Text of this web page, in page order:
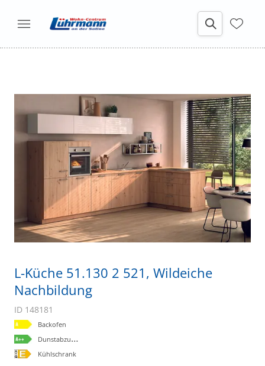
L-Küche 51.130 2 521, Wildeiche
Nachbildung
ID 148181
Backofen
D
unstabzugshaube
Kühlschrank